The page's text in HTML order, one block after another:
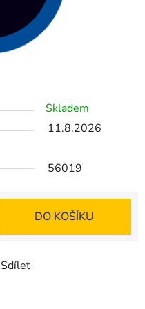
Skladem
11.8.2026
56019
DO KOŠÍKU
Sdílet